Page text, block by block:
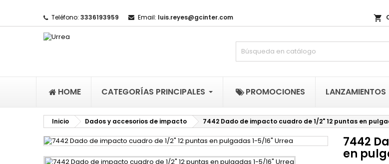
Teléfono: 3336193959 Email: luis.reyes@gcinter.com shopping_cart
HOME CATEGORÍAS PRINCIPALES PROMOCIONES LANZAMIENTOS
Inicio Dados y accesorios de impacto 7442 Dado de impacto cuadro de 1/2" 12 puntas en
7442
en
Mi lista de regalos
((title))
((label))
((cancelText))
Iniciar sesión
Debe iniciar sesión para guardar productos en su